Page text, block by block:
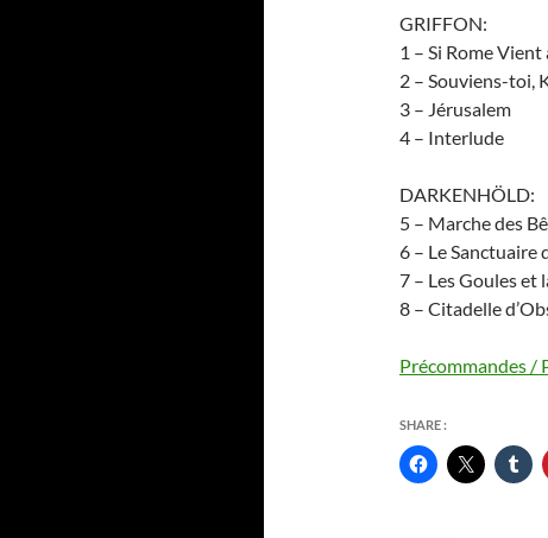
GRIFFON:
1 – Si Rome Vient
2 – Souviens-toi,
3 – Jérusalem
4 – Interlude
DARKENHÖLD:
5 – Marche des
6 – Le Sanctuaire
7 – Les Goules et
8 – Citadelle
Précommandes /
SHARE :